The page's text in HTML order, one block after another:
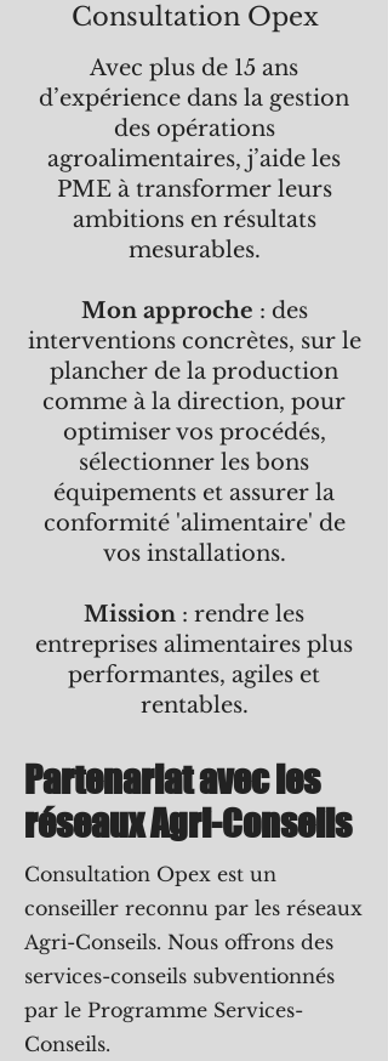
Consultation Opex
Avec plus de 15 ans
d’expérience dans la gestion
des opérations
agroalimentaires, j’aide les
PME à transformer leurs
ambitions en résultats
mesurables.
Mon approche : des
interventions concrètes, sur le
plancher de la production
comme à la direction, pour
optimiser vos procédés,
sélectionner les bons
équipements et assurer la
conformité 'alimentaire' de
vos installations.
Mission : rendre les
entreprises alimentaires plus
performantes, agiles et
rentables.
Partenariat avec les
réseaux Agri-Conseils
Consultation Opex est un
conseiller reconnu par les réseaux
Agri-Conseils. Nous offrons des
services-conseils subventionnés
par le Programme Services-
Conseils.